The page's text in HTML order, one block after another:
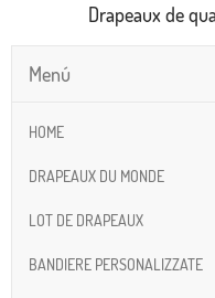
Drapeaux de
Menú
HOME
DRAPEAUX DU MONDE
LOT DE DRAPEAUX
BANDIERE PERSONALIZZATE